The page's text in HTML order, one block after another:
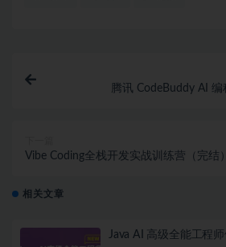
腾讯 CodeBuddy AI
Vibe Coding全栈开发实战训练营（完结）
相关文章
Java AI 高级全能工程